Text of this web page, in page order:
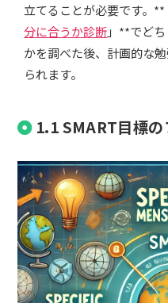
立てることが必要です。**
分に合うか診断」**でど
かを調べた後、計画的な
られます。
1.1 SMART目標